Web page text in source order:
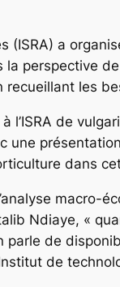
(ISRA) a
la perspective
les
l’ISRA de
une
dans
macro-
Ndiaye, «
parle de
de